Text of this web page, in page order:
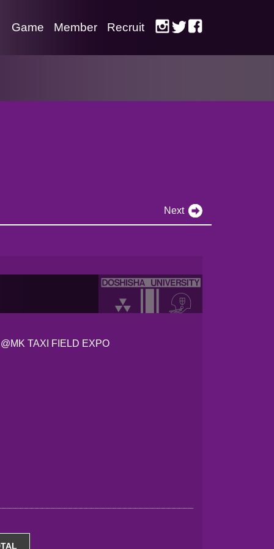
Game Member Recruit
Next
@MK TAXI FIELD EXPO